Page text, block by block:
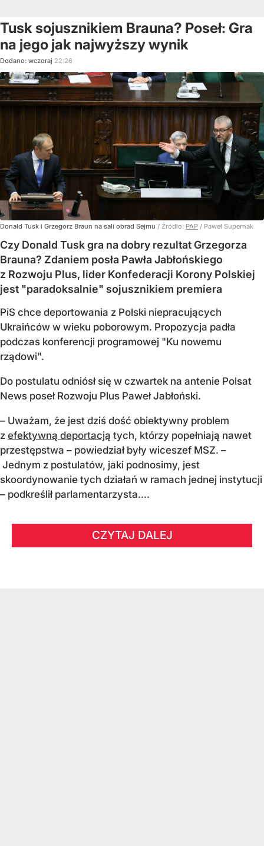
Tusk sojusznikiem Brauna? Poseł: Gra
na jego jak najwyższy wynik
Dodano: wczoraj 22:26
Donald Tusk i Grzegorz Braun na sali obrad Sejmu / Źródło: PAP / Paweł Supernak
Czy Donald Tusk gra na dobry rezultat Grzegorza
Brauna? Zdaniem posła Pawła Jabłońskiego
z Rozwoju Plus, lider Konfederacji Korony Polskiej
jest "paradoksalnie" sojusznikiem premiera
PiS chce deportowania z Polski niepracujących
Ukraińców w wieku poborowym. Propozycja padła
podczas konferencji programowej "Ku nowemu
rządowi".
Do postulatu odniósł się w czwartek na antenie Polsat
News poseł Rozwoju Plus Paweł Jabłoński.
– Uważam, że jest dziś dość obiektywny problem
z efektywną deportacją tych, którzy popełniają nawet
przestępstwa – powiedział były wiceszef MSZ. –
Jednym z postulatów, jaki podnosimy, jest
skoordynowanie tych działań w ramach jednej instytucji
– podkreślił parlamentarzysta....
CZYTAJ DALEJ